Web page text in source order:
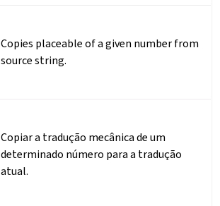
Copies placeable of a given number from
source string.
Copiar a tradução mecânica de um
determinado número para a tradução
atual.